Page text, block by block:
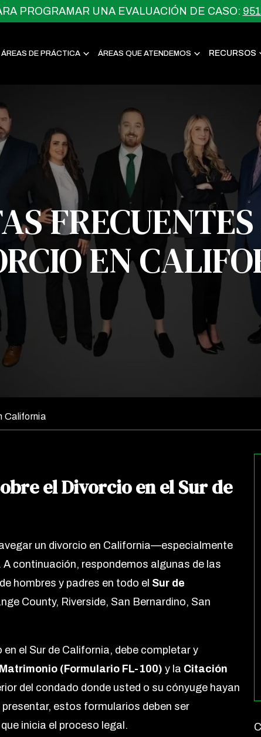
PROGRAMAR UNA EVALUACIÓN DE CASO:
ÁREAS DE PRÁCTICA ÁREAS QUE ATENDEMOS RECURSOS
EN
California
el Divorcio en el Sur de
un divorcio en California—especialmente
continuación, respondemos algunas de las
hombres y padres en todo el Sur de
County, Riverside, San Bernardino, San
el Sur de California, debe completar y
(Formulario FL-100) y la Citación
del condado donde usted o su cónyuge hayan
estos formularios deben ser
inicia el proceso legal.